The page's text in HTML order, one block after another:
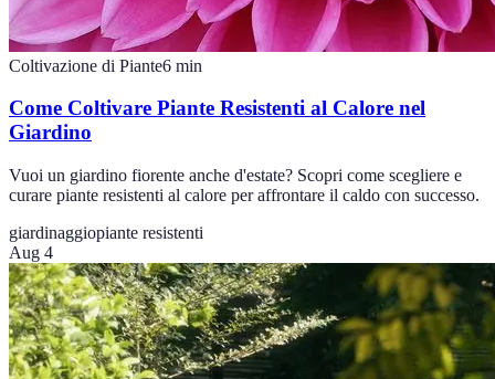
Coltivazione di Piante6 min
Come Coltivare Piante Resistenti al Calore nel
Giardino
Vuoi un giardino fiorente anche d'estate? Scopri come scegliere e
curare piante resistenti al calore per affrontare il caldo con successo.
giardinaggiopiante resistenti
Aug 4